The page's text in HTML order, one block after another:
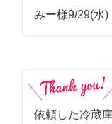
みー様9/29(水)
依頼した冷蔵